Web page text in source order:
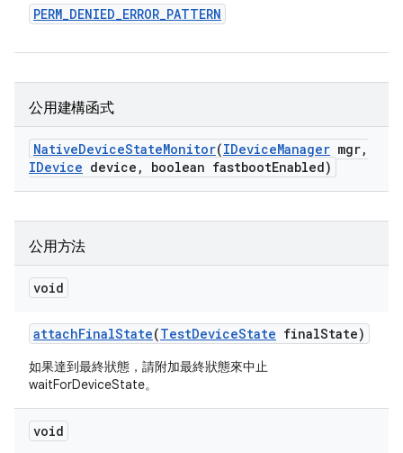
PERM_DENIED_ERROR_PATTERN
公用建構函式
NativeDeviceStateMonitor(IDeviceManager mgr,
IDevice device , boolean fastbootEnabled)
公用方法
void
attachFinalState(TestDeviceState finalState)
如果達到最終狀態，請附加最終狀態來中止
waitForDeviceState。
void